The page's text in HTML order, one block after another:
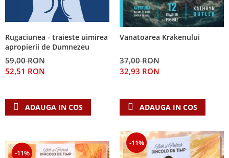
Rugaciunea - traieste uimirea
apropierii de Dumnezeu
59,00 RON
52,51 RON
ADAUGA IN COS
Vanatoarea Krakenului
37,00 RON
32,93 RON
ADAUGA IN COS
-11%
-11%